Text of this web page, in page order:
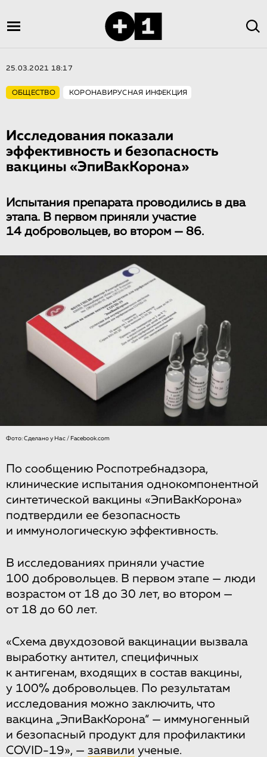
25.03.2021 18:17
ОБЩЕСТВО КОРОНАВИРУСНАЯ ИНФЕКЦИЯ
Исследования показали
эффективность и безопасность
вакцины «ЭпиВакКорона»
Испытания препарата проводились в два
этапа. В первом приняли участие
14 добровольцев, во втором — 86.
Фото: Сделано у Нас / Facebook.com
По сообщению Роспотребнадзора,
клинические испытания однокомпонентной
синтетической вакцины «ЭпиВакКорона»
подтвердили ее безопасность
и иммунологическую эффективность.
В исследованиях приняли участие
100 добровольцев. В первом этапе — люди
возрастом от 18 до 30 лет, во втором —
от 18 до 60 лет.
«Схема двухдозовой вакцинации вызвала
выработку антител, специфичных
к антигенам, входящих в состав вакцины,
у 100% добровольцев. По результатам
исследования можно заключить, что
вакцина „ЭпиВакКорона“ — иммуногенный
и безопасный продукт для профилактики
COVID-19», — заявили ученые.